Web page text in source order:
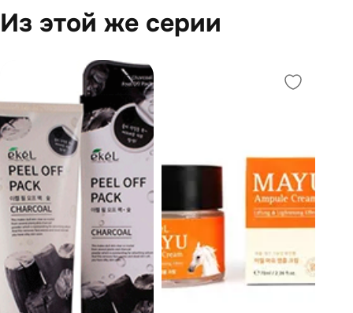
Из этой же серии